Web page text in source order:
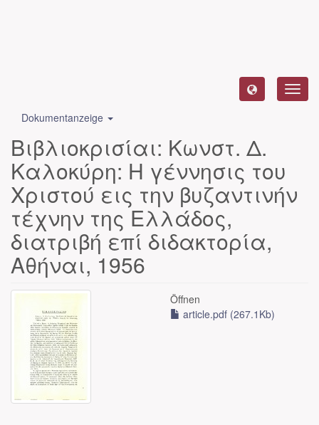
Dokumentanzeige
Βιβλιοκρισίαι: Κωνστ. Δ.
Καλοκύρη: Η γέννησις του
Χριστού εις την βυζαντινήν
τέχνην της Ελλάδος,
διατριβή επί διδακτορία,
Αθήναι, 1956
Öffnen
article.pdf (267.1Kb)